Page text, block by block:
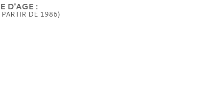
D'AGE :
PARTIR DE 1986)